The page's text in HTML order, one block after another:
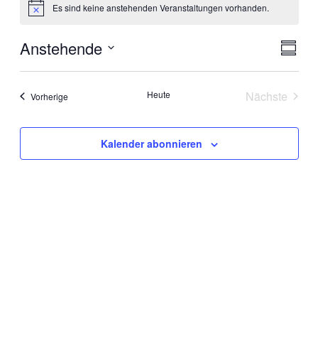
HinweisEs sind keine anstehenden Veranstaltungen vorhanden.
Anstehende
VorherigeVeranstaltungen Heute
Nächste
Kalender abonnieren